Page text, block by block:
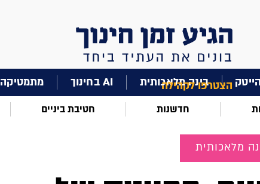
הצטרפו לקהילה
בינה מלאכותית AI בחינוך מתמטיקה
חדשנות חטיבת ביניים
מלאכותית